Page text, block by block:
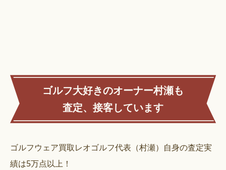
ゴルフ大好きのオーナー村瀬も
査定、接客しています
ゴルフウェア買取レオゴルフ代表（村瀬）自身の査定実
績は5万点以上！